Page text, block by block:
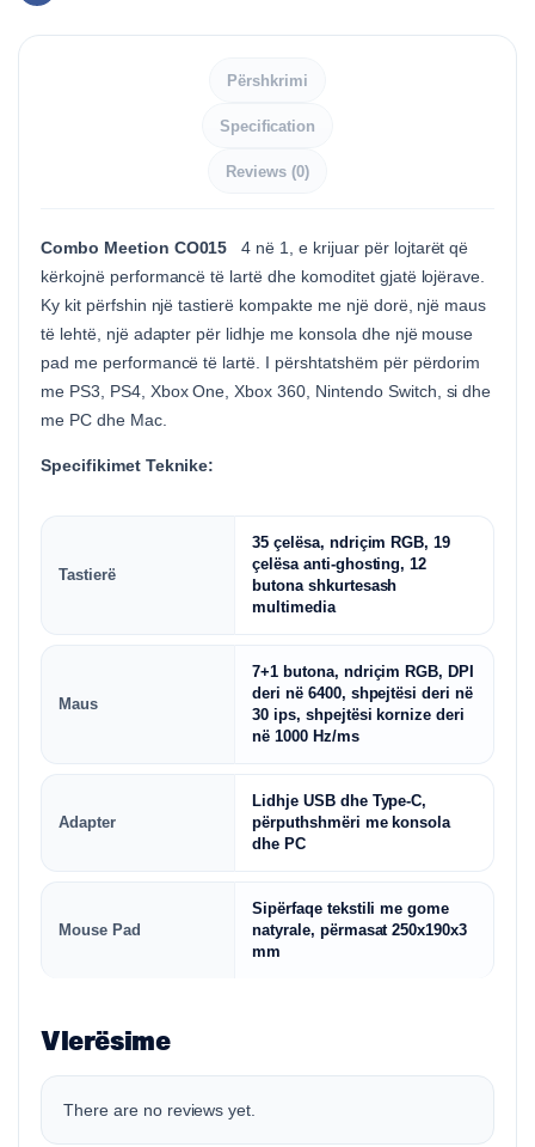
Përshkrimi
Specification
Reviews (0)
Combo Meetion CO015 4 në 1, e krijuar për lojtarët që
kërkojnë performancë të lartë dhe komoditet gjatë lojërave.
Ky kit përfshin një tastierë kompakte me një dorë, një maus
të lehtë, një adapter për lidhje me konsola dhe një mouse
pad me performancë të lartë. I përshtatshëm për përdorim
me PS3, PS4, Xbox One, Xbox 360, Nintendo Switch, si dhe
me PC dhe Mac.
Specifikimet Teknike:
Tastierë
35 çelësa, ndriçim RGB, 19
çelësa anti-ghosting, 12
butona shkurtesash
multimedia
Maus
7+1 butona, ndriçim RGB, DPI
deri në 6400, shpejtësi deri në
30 ips, shpejtësi kornize deri
në 1000 Hz/ms
Adapter
Lidhje USB dhe Type-C,
përputhshmëri me konsola
dhe PC
Mouse Pad
Sipërfaqe tekstili me gome
natyrale, përmasat 250x190x3
mm
Vlerësime
There are no reviews yet.